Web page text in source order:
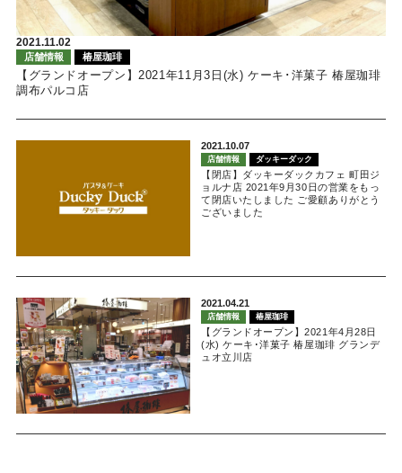
2021.11.02
店舗情報 椿屋珈琲
【グランドオープン】2021年11月3日(水) ケーキ･洋菓子 椿屋珈琲
調布パルコ店
2021.10.07
店舗情報 ダッキーダック
【閉店】ダッキーダックカフェ 町田ジ
ョルナ店 2021年9月30日の営業をもっ
て閉店いたしました ご愛顧ありがとう
ございました
2021.04.21
店舗情報 椿屋珈琲
【グランドオープン】2021年4月28日
(水) ケーキ･洋菓子 椿屋珈琲 グランデ
ュオ立川店